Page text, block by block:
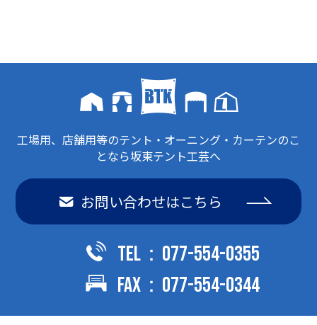
工場用、店舗用等のテント・オーニング・カーテンのこ
となら坂東テント工芸へ
お問い合わせはこちら
TEL：077-554-0355
FAX：077-554-0344